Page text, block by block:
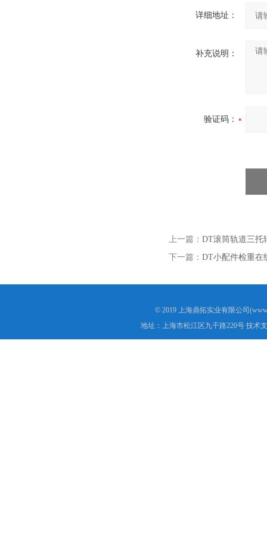
详细地址：
补充说明：
验证码：
上一篇： DT滚筒轨道三托
下一篇： DT小配件检重在
© 2019 上海鼎拓实业有限公司
地址：上海市松江区九干路220号 技术